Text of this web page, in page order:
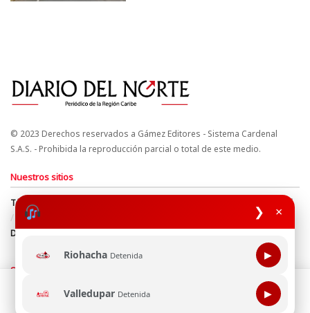
❯ ×
Riohacha Detenida ▶
Valledupar Detenida ▶
© 2023 Derechos reservados a Gámez Editores - Sistema Cardenal
S.A.S. - Prohibida la reproducción parcial o total de este medio.
Nuestros sitios
Términos y Condiciones
Derechos de Autor y Propiedad Intelectual
Política de uso de cookies
Política de Tratamiento de Datos
Directrices Editoriales
Síguenos
Esta página web usa cookie para mejorar tu experiencia de
navegación, al continuar aceptas nuestra política de uso de